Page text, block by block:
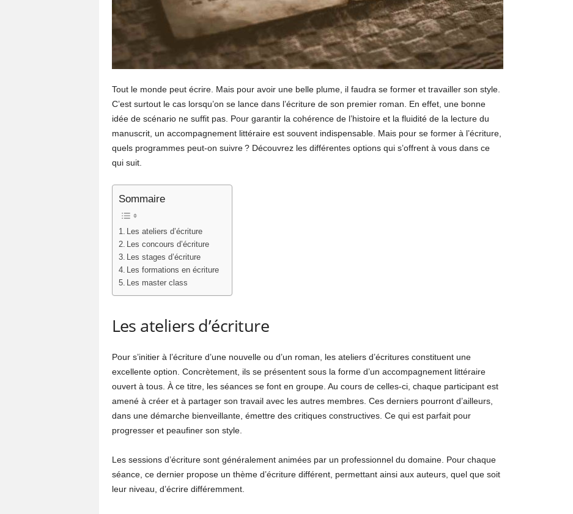
Tout le monde peut écrire. Mais pour avoir une belle plume, il faudra se former et travailler son style.
C’est surtout le cas lorsqu’on se lance dans l’écriture de son premier roman. En effet, une bonne
idée de scénario ne suffit pas. Pour garantir la cohérence de l’histoire et la fluidité de la lecture du
manuscrit, un accompagnement littéraire est souvent indispensable. Mais pour se former à l’écriture,
quels programmes peut-on suivre ? Découvrez les différentes options qui s’offrent à vous dans ce
qui suit.
Sommaire
Les ateliers d’écriture
Les concours d’écriture
Les stages d’écriture
Les formations en écriture
Les master class
Les ateliers d’écriture
Pour s’initier à l’écriture d’une nouvelle ou d’un roman, les ateliers d’écritures constituent une
excellente option. Concrètement, ils se présentent sous la forme d’un accompagnement littéraire
ouvert à tous. À ce titre, les séances se font en groupe. Au cours de celles-ci, chaque participant est
amené à créer et à partager son travail avec les autres membres. Ces derniers pourront d’ailleurs,
dans une démarche bienveillante, émettre des critiques constructives. Ce qui est parfait pour
progresser et peaufiner son style.
Les sessions d’écriture sont généralement animées par un professionnel du domaine. Pour chaque
séance, ce dernier propose un thème d’écriture différent, permettant ainsi aux auteurs, quel que soit
leur niveau, d’écrire différemment.